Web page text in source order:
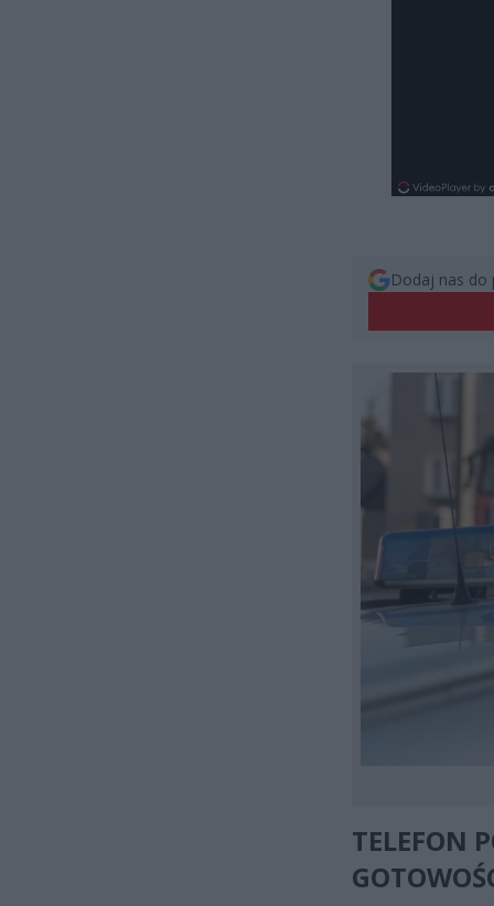
Dodaj nas do
TELEFON